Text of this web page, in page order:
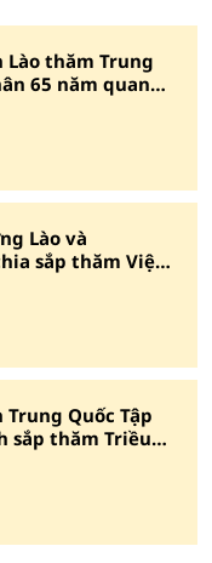
Lào thăm Trung
65 năm quan
Lào và
sắp thăm Việt
Quốc Tập
sắp thăm Triều